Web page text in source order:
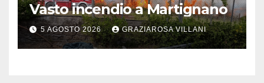
Vasto incendio a Martignano
5 AGOSTO 2026 GRAZIAROSA VILLANI